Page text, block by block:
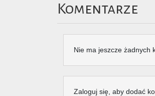
Komentarze
Nie ma jeszcze żadnych
Zaloguj się, aby dodać